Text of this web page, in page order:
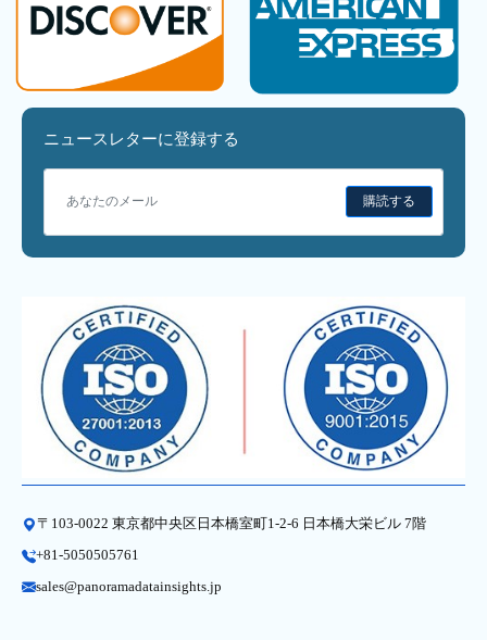
ニュースレターに登録する
購読する
〒103-0022 東京都中央区日本橋室町1-2-6 日本橋大栄ビル 7階
+81-5050505761
sales@panoramadatainsights.jp